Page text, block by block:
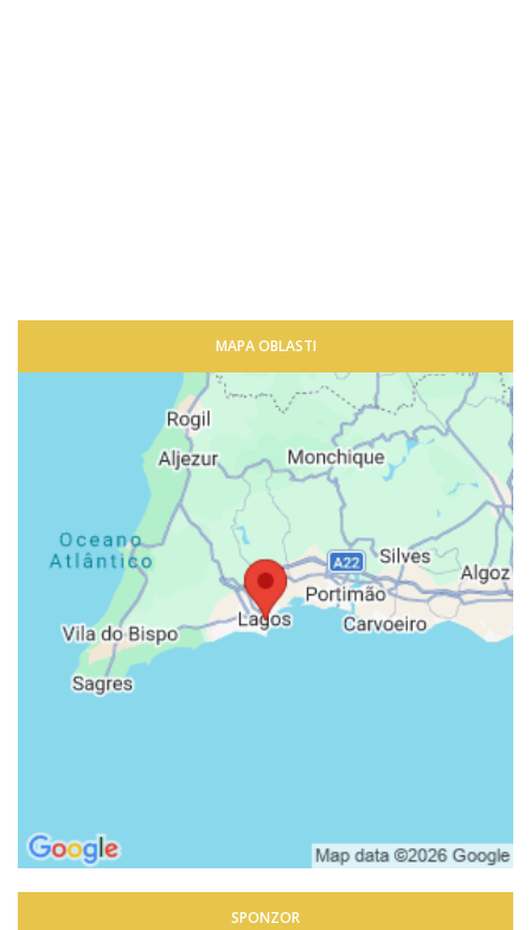
MAPA OBLASTI
SPONZOR